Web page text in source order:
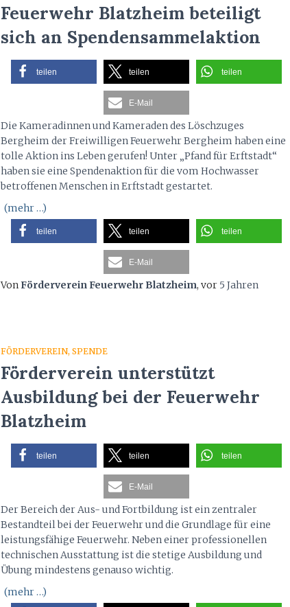
Feuerwehr Blatzheim beteiligt
sich an Spendensammelaktion
teilen teilen teilen
E-Mail
Die Kameradinnen und Kameraden des Löschzuges
Bergheim der Freiwilligen Feuerwehr Bergheim haben eine
tolle Aktion ins Leben gerufen! Unter „Pfand für Erftstadt“
haben sie eine Spendenaktion für die vom Hochwasser
betroffenen Menschen in Erftstadt gestartet.
(mehr …)
teilen teilen teilen
E-Mail
VonFörderverein Feuerwehr Blatzheim, vor 5 Jahren
FÖRDERVEREIN SPENDE
Förderverein unterstützt
Ausbildung bei der Feuerwehr
Blatzheim
teilen teilen teilen
E-Mail
Der Bereich der Aus- und Fortbildung ist ein zentraler
Bestandteil bei der Feuerwehr und die Grundlage für eine
leistungsfähige Feuerwehr. Neben einer professionellen
technischen Ausstattung ist die stetige Ausbildung und
Übung mindestens genauso wichtig.
(mehr …)